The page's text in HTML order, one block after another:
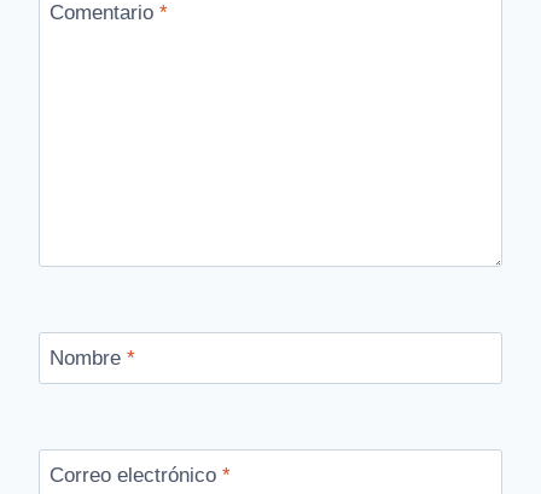
Comentario *
Nombre *
Correo electrónico *